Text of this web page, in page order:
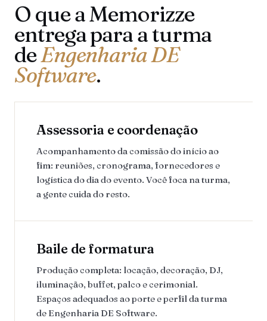
O que a Memorizze
entrega para a turma
deEngenharia DE
Software.
Assessoria e coordenação
Acompanhamento da comissão do início ao
fim: reuniões, cronograma, fornecedores e
logística do dia do evento. Você foca na turma,
a gente cuida do resto.
Baile de formatura
Produção completa: locação, decoração, DJ,
iluminação, buffet, palco e cerimonial.
Espaços adequados ao porte e perfil da turma
de Engenharia DE Software.